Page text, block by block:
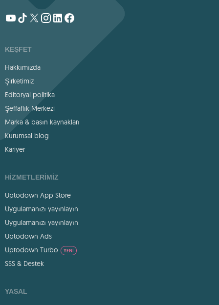
KEŞFET
Hakkımızda
Şirketimiz
Editoryal politika
Şeffaflık Merkezi
Marka & basın kaynakları
Kurumsal blog
Kariyer
HIZMETLERIMIZ
Uptodown App Store
Uygulamanızı yayınlayın
Uygulamanızı yayınlayın
Uptodown Ads
Uptodown Turbo
YENI
SSS & Destek
YASAL